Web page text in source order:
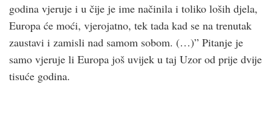
godina vjeruje i u čije je ime načinila i toliko loših djela,
Europa će moći, vjerojatno, tek tada kad se na trenutak
zaustavi i zamisli nad samom sobom. (…)” Pitanje je
samo vjeruje li Europa još uvijek u taj Uzor od prije dvije
tisuće godina.